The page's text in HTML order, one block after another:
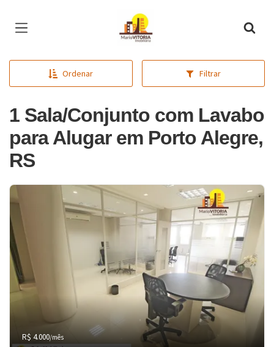
Página inicial
Ordenar Filtrar
1 Sala/Conjunto com Lavabo
para Alugar em Porto Alegre,
RS
R$ 4.000/mês